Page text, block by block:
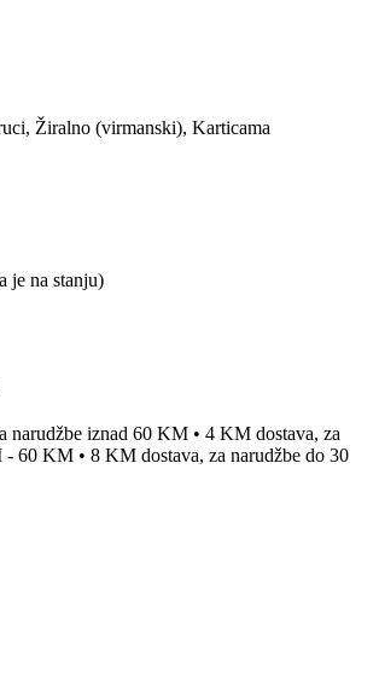
Žiralno (virmanski), Karticama
je na stanju)
narudžbe iznad 60 KM • 4 KM dostava, za
60 KM • 8 KM dostava, za narudžbe do 30